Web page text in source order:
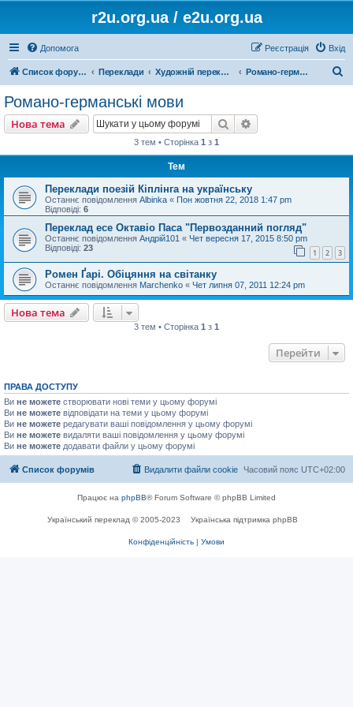
r2u.org.ua / e2u.org.ua
Допомога Вхід
Реєстрація
Список форумів Переклади Художній переклад Романо-германські мови
Романо-германські мови
Нова тема Пошук
3 тем • Сторінка 1 з 1
Тем
Переклади поезій Кіплінга на українську
Останнє повідомлення Albinka « Пон жовтня 22, 2018 1:47 pm
Відповіді: 6
Переклад есе Октавіо Паса "Первозданний погляд"
Останнє повідомлення Андрій101 « Чет вересня 17, 2015 8:50 pm
Відповіді: 23 1 2 3
Ромен Ґарі. Обіцяння на світанку
Останнє повідомлення Marchenko « Чет липня 07, 2011 12:24 pm
Нова тема
3 тем • Сторінка 1 з 1
Перейти
ПРАВА ДОСТУПУ
Ви не можете створювати нові теми у цьому форумі
Ви не можете відповідати на теми у цьому форумі
Ви не можете редагувати ваші повідомлення у цьому форумі
Ви не можете видаляти ваші повідомлення у цьому форумі
Ви не можете додавати файли у цьому форумі
Список форумів Часовий пояс UTC+02:00
Видалити файли cookie
Працює на phpBB® Forum Software © phpBB Limited
Український переклад © 2005-2023 Українська підтримка phpBB
Конфіденційність | Умови